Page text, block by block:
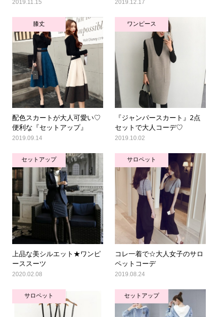
2019.11.15 2019.12.17
膝丈
配色スカートが大人可愛い♡
便利な『セットアップ』
2019.09.14
ワンピース
『ジャンパースカート』2点
セットで大人コーデ♡
2019.10.02
セットアップ
上品な美シルエット★ワンピ
ーススーツ
2020.02.08
サロペット
コレ一着で☆大人女子のサロ
ペットコーデ
2019.08.24
サロペット セットアップ